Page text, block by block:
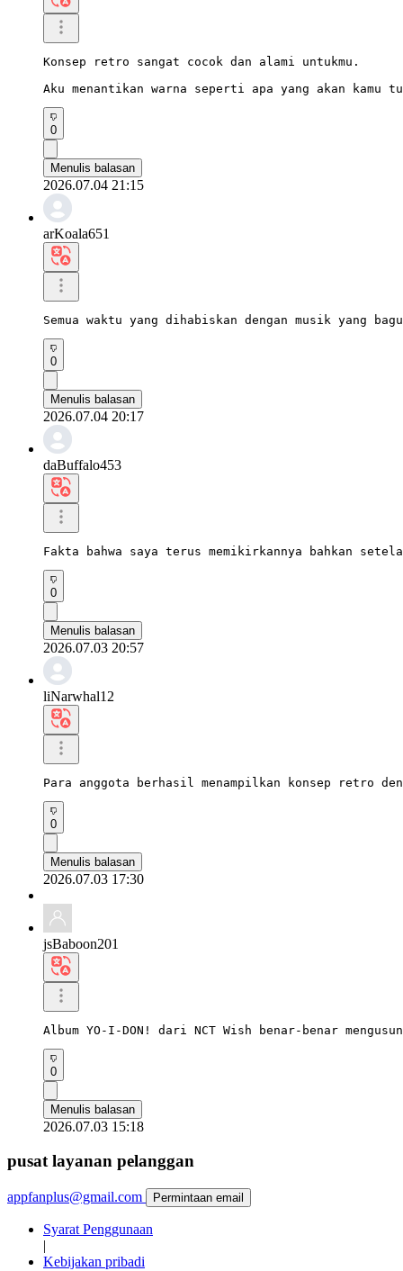
Konsep retro sangat cocok dan alami untukmu.
Aku menantikan warna seperti apa yang akan kamu
0
Menulis balasan
2026.07.04 21:15
arKoala651
Semua waktu yang dihabiskan dengan musik yang
0
Menulis balasan
2026.07.04 20:17
daBuffalo453
Fakta bahwa saya terus memikirkannya bahkan
0
Menulis balasan
2026.07.03 20:57
liNarwhal12
Para anggota berhasil menampilkan konsep retro
0
Menulis balasan
2026.07.03 17:30
jsBaboon201
Album YO-I-DON! dari NCT Wish benar-benar
0
Menulis balasan
2026.07.03 15:18
pusat layanan pelanggan
appfanplus@gmail.com Permintaan email
Syarat Penggunaan
|
Kebijakan pribadi